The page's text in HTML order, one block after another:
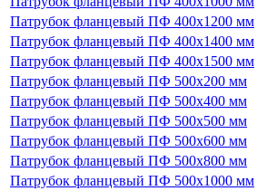
Патрубок фланцевый ПФ 400х1200 мм
Патрубок фланцевый ПФ 400х1400 мм
Патрубок фланцевый ПФ 400х1500 мм
Патрубок фланцевый ПФ 500х200 мм
Патрубок фланцевый ПФ 500х400 мм
Патрубок фланцевый ПФ 500х500 мм
Патрубок фланцевый ПФ 500х600 мм
Патрубок фланцевый ПФ 500х800 мм
Патрубок фланцевый ПФ 500х1000 мм